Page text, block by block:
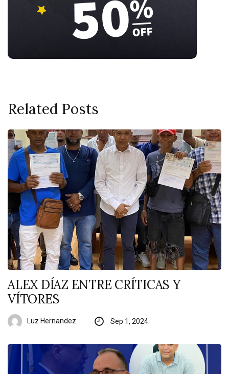
Related Posts
ALEX DÍAZ ENTRE CRÍTICAS Y
VÍTORES
Luz Hernandez Sep 1, 2024